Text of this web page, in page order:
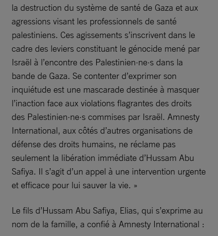
la destruction du système de santé de Gaza et aux
agressions visant les professionnels de santé
palestiniens. Ces agissements s’inscrivent dans le
cadre des leviers constituant le génocide mené par
Israël à l’encontre des Palestinien·ne·s dans la
bande de Gaza. Se contenter d’exprimer son
inquiétude est une mascarade destinée à masquer
l’inaction face aux violations flagrantes des droits
des Palestinien·ne·s commises par Israël. Amnesty
International, aux côtés d’autres organisations de
défense des droits humains, ne réclame pas
seulement la libération immédiate d’Hussam Abu
Safiya. Il s’agit d’un appel à une intervention urgente
et efficace pour lui sauver la vie. »
Le fils d’Hussam Abu Safiya, Elias, qui s’exprime au
nom de la famille, a confié à Amnesty International :